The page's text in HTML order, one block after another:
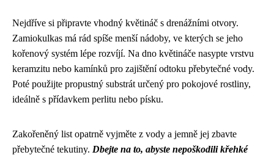
Nejdříve si připravte vhodný květináč s drenážními otvory.
Zamiokulkas má rád spíše menší nádoby, ve kterých se jeho
kořenový systém lépe rozvíjí. Na dno květináče nasypte vrstvu
keramzitu nebo kamínků pro zajištění odtoku přebytečné vody.
Poté použijte propustný substrát určený pro pokojové rostliny,
ideálně s přídavkem perlitu nebo písku.
Zakořeněný list opatrně vyjměte z vody a jemně jej zbavte
přebytečné tekutiny. Dbejte na to, abyste nepoškodili křehké